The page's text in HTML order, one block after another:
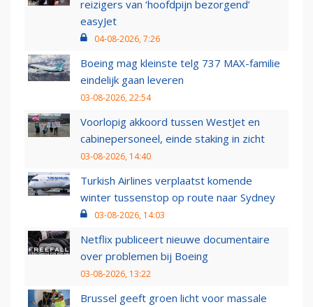
reizigers van ‘hoofdpijn bezorgend’
easyJet
04-08-2026, 7:26
Boeing mag kleinste telg 737 MAX-familie
eindelijk gaan leveren
03-08-2026, 22:54
Voorlopig akkoord tussen WestJet en
cabinepersoneel, einde staking in zicht
03-08-2026, 14:40
Turkish Airlines verplaatst komende
winter tussenstop op route naar Sydney
03-08-2026, 14:03
Netflix publiceert nieuwe documentaire
over problemen bij Boeing
03-08-2026, 13:22
Brussel geeft groen licht voor massale